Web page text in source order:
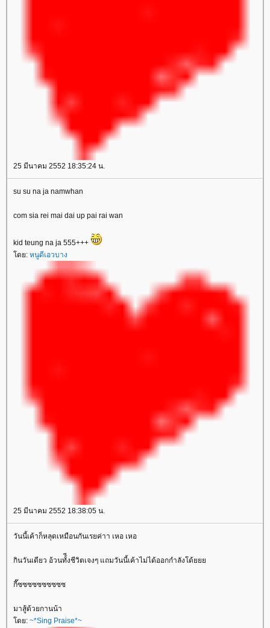
25 มีนาคม 2552 18:35:24 น.
su su na ja namwhan
com sia rei mai dai up pai rai wan
kid teung na ja 555+++
ดย: หนูดีเอวบาง
25 มีนาคม 2552 18:38:05 น.
วันนี้เค้าก็หลุดเหมือนกันเรยค่าา เหอ เหอ
กินวันเดียว อ้วนทั้ีงชีวิตเจงๆ แถมวันนี้เค้าไม่ได้ออกกำลังโด้
กี๊ซซซซซซซซซซ
มาสู้ด้วยกานน้า
ดย: ~*Sing Praise*~